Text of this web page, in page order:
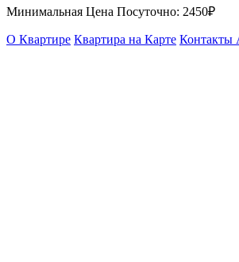
Минимальная Цена Посуточно: 2450₽
О Квартире Квартира на Карте Контакты